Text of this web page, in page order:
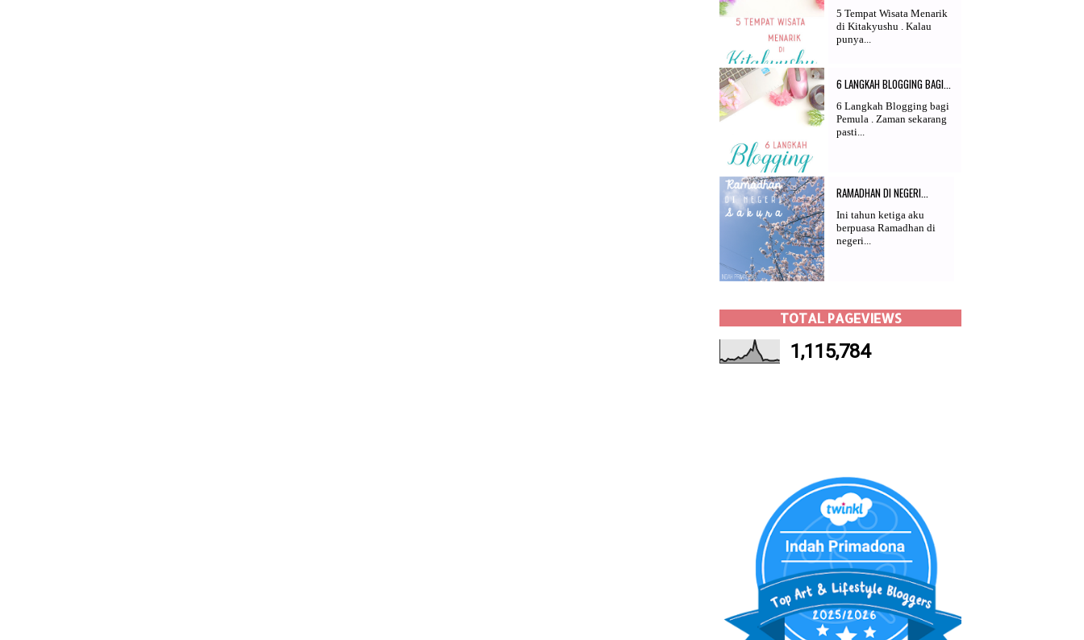
5 Tempat Wisata Menarik
di Kitakyushu . Kalau
punya...
6 LANGKAH BLOGGING BAGI...
6 Langkah Blogging bagi
Pemula . Zaman sekarang
pasti...
RAMADHAN DI NEGERI...
Ini tahun ketiga aku
berpuasa Ramadhan di
negeri...
TOTAL PAGEVIEWS
1,115,784